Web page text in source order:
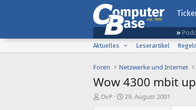
Aktuelles
Leserartikel
Foren Netzwerke und Internet
Wow 4300 mbit
E
DvP
E
29. August 2001